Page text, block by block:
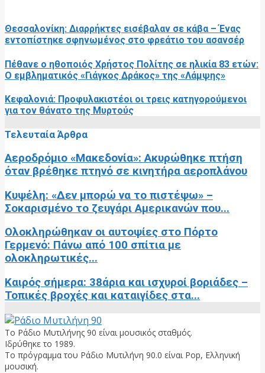
Θεσσαλονίκη: Διαρρήκτες εισέβαλαν σε κάβα – Ένας
εντοπίστηκε σφηνωμένος στο φρεάτιο του ασανσέρ
Πέθανε ο ηθοποιός Χρήστος Πολίτης σε ηλικία 83 ετών:
Ο εμβληματικός «Γιάγκος Δράκος» της «Λάμψης»
Κεφαλονιά: Προφυλακιστέοι οι τρεις κατηγορούμενοι
για τον θάνατο της Μυρτούς
Τελευταία Άρθρα
Αεροδρόμιο «Μακεδονία»: Ακυρώθηκε πτήση
όταν βρέθηκε πτηνό σε κινητήρα αεροπλάνου
Κυψέλη: «Δεν μπορώ να το πιστέψω» –
Σοκαρισμένο το ζευγάρι Αμερικανών που...
Ολοκληρώθηκαν οι αυτοψίες στο Πόρτο
Γερμενό: Πάνω από 100 σπίτια με
ολοκληρωτικές...
Καιρός σήμερα: 38άρια και ισχυροί βοριάδες –
Τοπικές βροχές και καταιγίδες στα...
Το Ράδιο Μυτιλήνης 90 είναι μουσικός σταθμός.
Ιδρύθηκε το 1989.
Το πρόγραμμα του Ράδιο Μυτιλήνη 90.0 είναι Pop, Ελληνική
μουσική.